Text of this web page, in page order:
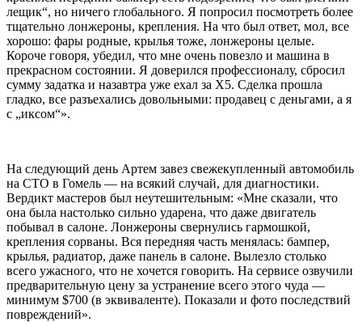
лещик“, но ничего глобального. Я попросил посмотреть более
тщательно лонжероны, крепления. На что был ответ, мол, все
хорошо: фары родные, крылья тоже, лонжероны целые.
Короче говоря, убедил, что мне очень повезло и машина в
прекрасном состоянии. Я доверился профессионалу, сбросил
сумму задатка и назавтра уже ехал за Х5. Сделка прошла
гладко, все разъехались довольными: продавец с деньгами, а я
с „иксом“».
На следующий день Артем завез свежекупленный автомобиль
на СТО в Гомель — на всякий случай, для диагностики.
Вердикт мастеров был неутешительным: «Мне сказали, что
она была настолько сильно ударена, что даже двигатель
побывал в салоне. Лонжероны свернулись гармошкой,
крепления сорваны. Вся передняя часть менялась: бампер,
крылья, радиатор, даже панель в салоне. Вылезло столько
всего ужасного, что не хочется говорить. На сервисе озвучили
предварительную цену за устранение всего этого чуда —
минимум $700 (в эквиваленте). Показали и фото последствий
повреждений».